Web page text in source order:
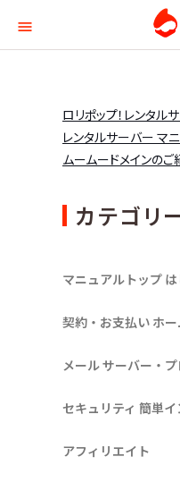
ロリポップ！レンタル
レンタルサーバー マ
ムームードメインのご
カテゴリ
マニュアルトップ
契約・お支払い ホ
メールサーバー・
セキュリティ 簡単イ
アフィリエイト